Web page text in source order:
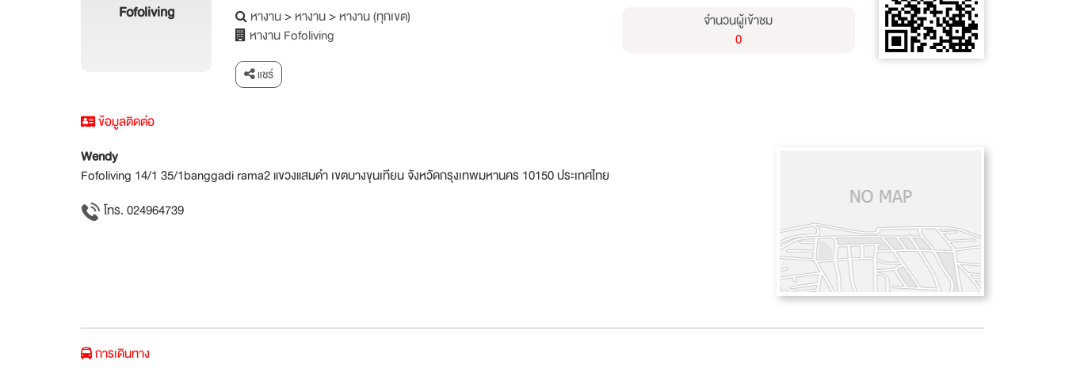
Fofoliving หางาน>หางาน>หางาน (ทุกเขต)
หางาน Fofoliving
แชร์
จำนวนผู้เข้าชม
0
ข้อมูลติดต่อ
Wendy
Fofoliving 14/1 35/1banggadi rama2 แขวงแสมดำ เขตบางขุนเทียน จังหวัดกรุงเทพมหานคร 10150 ประเทศไทย
โทร. 024964739
การเดินทาง